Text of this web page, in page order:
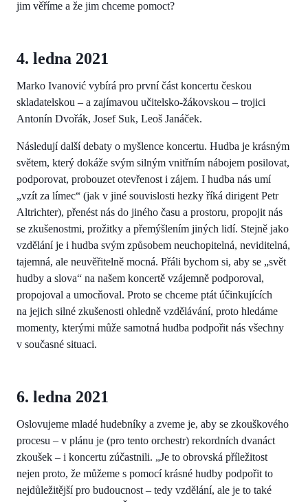
jim věříme a že jim chceme pomoct?
4. ledna 2021
Marko Ivanović vybírá pro první část koncertu českou
skladatelskou – a zajímavou učitelsko-žákovskou – trojici
Antonín Dvořák, Josef Suk, Leoš Janáček.
Následují další debaty o myšlence koncertu. Hudba je krásným
světem, který dokáže svým silným vnitřním nábojem posilovat,
podporovat, probouzet otevřenost i zájem. I hudba nás umí
„vzít za límec“ (jak v jiné souvislosti hezky říká dirigent Petr
Altrichter), přenést nás do jiného času a prostoru, propojit nás
se zkušenostmi, prožitky a přemýšlením jiných lidí. Stejně jako
vzdělání je i hudba svým způsobem neuchopitelná, neviditelná,
tajemná, ale neuvěřitelně mocná. Přáli bychom si, aby se „svět
hudby a slova“ na našem koncertě vzájemně podporoval,
propojoval a umocňoval. Proto se chceme ptát účinkujících
na jejich silné zkušenosti ohledně vzdělávání, proto hledáme
momenty, kterými může samotná hudba podpořit nás všechny
v současné situaci.
6. ledna 2021
Oslovujeme mladé hudebníky a zveme je, aby se zkouškového
procesu – v plánu je (pro tento orchestr) rekordních dvanáct
zkoušek – i koncertu zúčastnili. „Je to obrovská příležitost
nejen proto, že můžeme s pomocí krásné hudby podpořit to
nejdůležitější pro budoucnost – tedy vzdělání, ale je to také